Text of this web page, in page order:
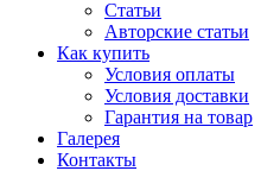
Статьи
Авторские статьи
Как купить
Условия оплаты
Условия доставки
Гарантия на товар
Галерея
Контакты